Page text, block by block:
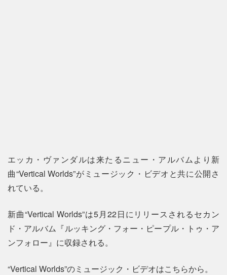
エッカ・ヴァンダルは来たるニュー・アルバムより新
曲“Vertical Worlds”がミュージック・ビデオと共に公開さ
れている。
新曲“Vertical Worlds”は5月22日にリリースされるセカン
ド・アルバム『ルッキング・フォー・ピープル・トゥ・ア
ンフォロー』に収録される。
“Vertical Worlds”のミュージック・ビデオはこちらから。